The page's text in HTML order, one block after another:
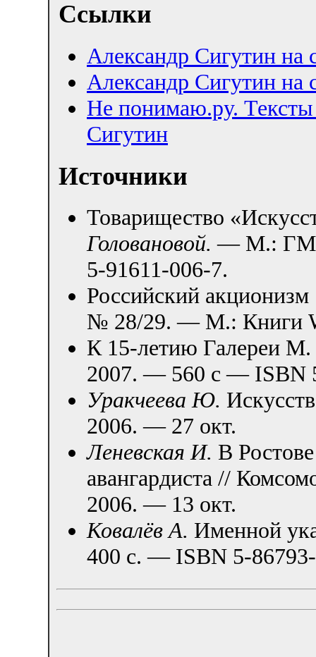
Ссылки
Александр Сигутин на
Александр Сигутин на
Не понимаю.ру.
Сигутин
Источники
Товарищество
Головановой. — М.:
5-91611-006-7.
Российский
№ 28/29. — М.: Книги
К 15-летию Галереи
2007. — 560 с — ISBN
Уракчеева Ю.
2006. — 27 окт.
Леневская И. В
авангардиста //
2006. — 13 окт.
Ковалёв А. Именной
400 с. — ISBN 5-